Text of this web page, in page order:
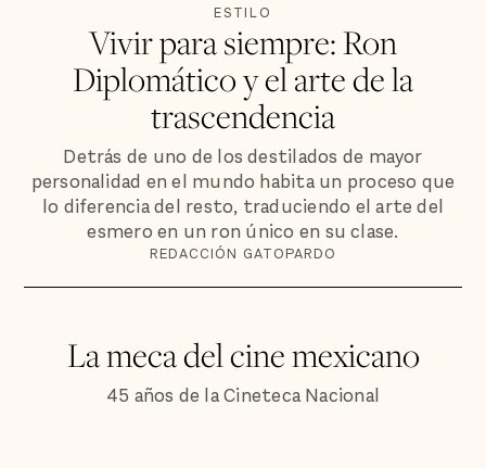
ESTILO
Vivir para siempre: Ron
Diplomático y el arte de la
trascendencia
Detrás de uno de los destilados de mayor
personalidad en el mundo habita un proceso que
lo diferencia del resto, traduciendo el arte del
esmero en un ron único en su clase.
REDACCIÓN GATOPARDO
La meca del cine mexicano
45 años de la Cineteca Nacional